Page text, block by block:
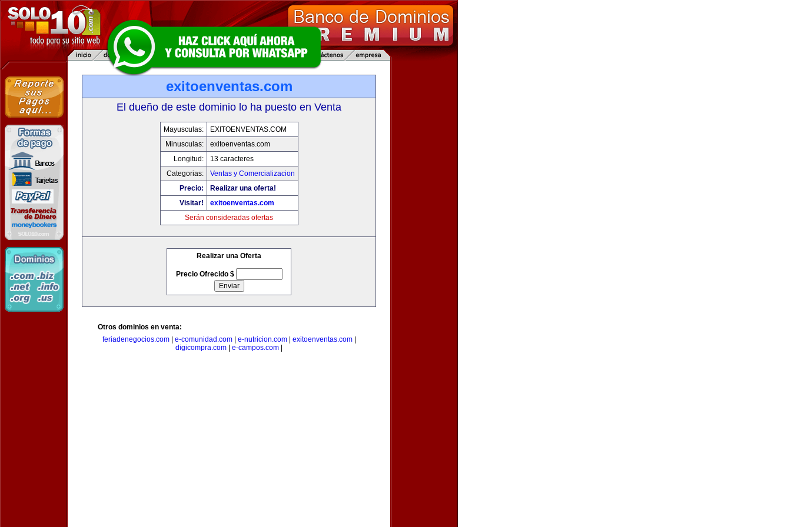
exitoenventas.com
El dueño de este dominio lo ha puesto en Venta
Mayusculas:
EXITOENVENTAS.COM
Minusculas:
exitoenventas.com
Longitud:
13 caracteres
Categorias:
Ventas y Comercializacion
Precio:
Realizar una oferta!
Visitar!
exitoenventas.com
Serán consideradas ofertas
Realizar una Oferta
Precio Ofrecido $
Otros dominios en venta:
feriadenegocios.com| e-comunidad.com| e-nutricion.com| exitoenventas.com|
digicompra.com
e-campos.com